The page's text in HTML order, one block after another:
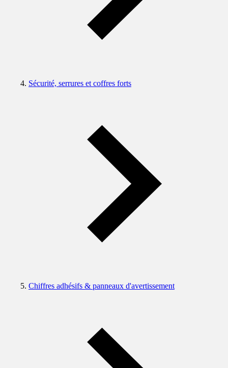
Sécurité, serrures et coffres forts
Chiffres adhésifs & panneaux d'avertissement